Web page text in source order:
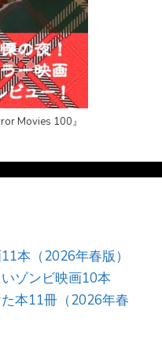
Movies 100』
本（2026年春版）
ゾンビ映画10本
本11冊（2026年春